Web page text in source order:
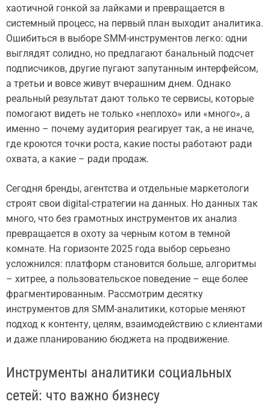
хаотичной гонкой за лайками и превращается в
системный процесс, на первый план выходит аналитика.
Ошибиться в выборе SMM-инструментов легко: одни
выглядят солидно, но предлагают банальный подсчет
подписчиков, другие пугают запутанным интерфейсом,
а третьи и вовсе живут вчерашним днем. Однако
реальный результат дают только те сервисы, которые
помогают видеть не только «неплохо» или «много», а
именно – почему аудитория реагирует так, а не иначе,
где кроются точки роста, какие посты работают ради
охвата, а какие – ради продаж.
Сегодня бренды, агентства и отдельные маркетологи
строят свои digital-стратегии на данных. Но данных так
много, что без грамотных инструментов их анализ
превращается в охоту за черным котом в темной
комнате. На горизонте 2025 года выбор серьезно
усложнился: платформ становится больше, алгоритмы
– хитрее, а пользовательское поведение – еще более
фрагментированным. Рассмотрим десятку
инструментов для SMM-аналитики, которые меняют
подход к контенту, целям, взаимодействию с клиентами
и даже планированию бюджета на продвижение.
Инструменты аналитики социальных
сетей: что важно бизнесу